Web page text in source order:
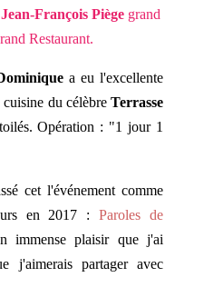
Jean-François Piège grand
Restaurant.
a eu l'excellente
cuisine du célèbreTerrasse
Opération : "1 jour 1
cet l'événement comme
en 2017 :Paroles de
immense plaisir que j'ai
j'aimerais partager avec